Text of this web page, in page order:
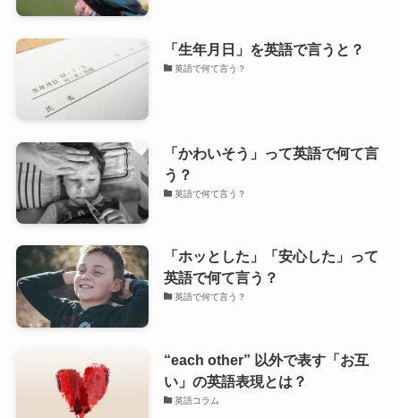
「生年月日」を英語で言うと？
英語で何て言う？
「かわいそう」って英語で何て言
う？
英語で何て言う？
「ホッとした」「安心した」って
英語で何て言う？
英語で何て言う？
“each other” 以外で表す「お互
い」の英語表現とは？
英語コラム